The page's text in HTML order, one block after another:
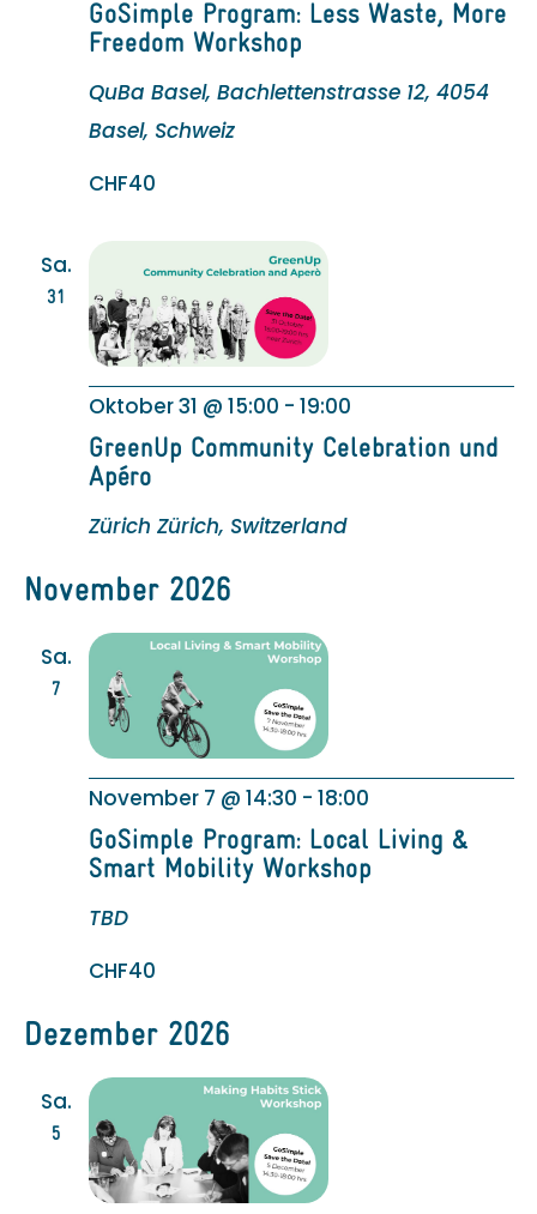
GoSimple Program: Less Waste, More
Freedom Workshop
QuBa Basel, Bachlettenstrasse 12, 4054
Basel, Schweiz
CHF40
Sa.
31
GreenUp Community Celebration und
Apéro
Oktober 31 @ 15:00 - 19:00
Zürich Zürich, Switzerland
November 2026
Sa.
7
GoSimple Program: Local Living &
Smart Mobility Workshop
November 7 @ 14:30 - 18:00
TBD
CHF40
Dezember 2026
Sa.
5